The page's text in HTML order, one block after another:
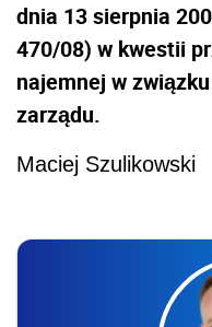
dnia 13 sierpnia
470/08) w kwestii
najemnej w
zarządu.
Maciej Szulikowski